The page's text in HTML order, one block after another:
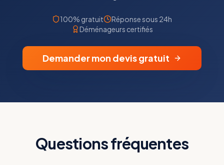
100% gratuit
Réponse sous 24h
Déménageurs certifiés
Demander mon devis gratuit
Questions fréquentes